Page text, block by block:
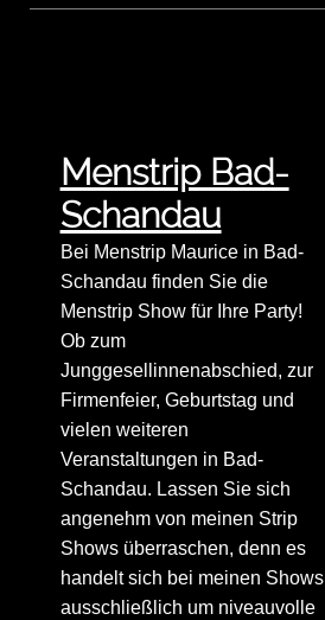
Menstrip Bad-
Schandau
Bei Menstrip Maurice in Bad-
Schandau finden Sie die
Menstrip Show für Ihre Party!
Ob zum
Junggesellinnenabschied, zur
Firmenfeier, Geburtstag und
vielen weiteren
Veranstaltungen in Bad-
Schandau. Lassen Sie sich
angenehm von meinen Strip
Shows überraschen, denn es
handelt sich bei meinen Shows
ausschließlich um niveauvolle